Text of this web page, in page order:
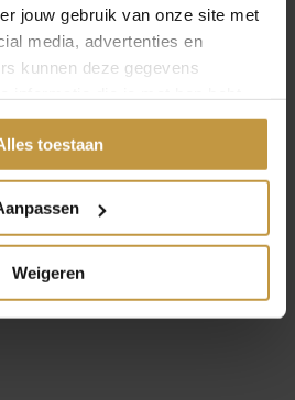
jouw gebruik van onze site met
media, advertenties en
kunnen deze gegevens
verzameld via jouw gebruik van
toestaan
Weigeren